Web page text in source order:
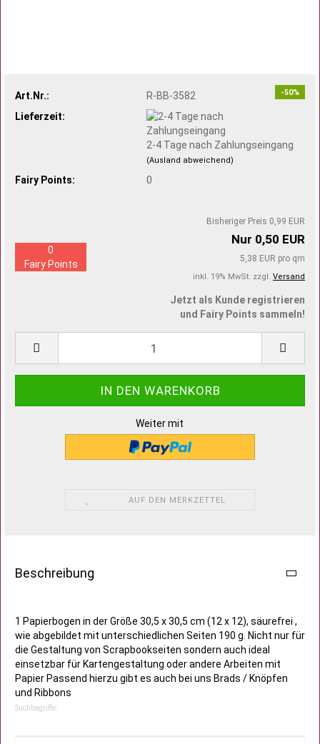
-50%
Art.Nr.:
R-BB-3582
Lieferzeit:
2-4 Tage nach Zahlungseingang
(Ausland abweichend)
Fairy Points: 0
Bisheriger Preis 0,99 EUR
Nur 0,50 EUR
5,38 EUR pro qm
inkl. 19% MwSt. zzgl. Versand
0
Fairy Points
Jetzt als Kunde registrieren
und Fairy Points sammeln!
Weiter mit
AUF DEN MERKZETTEL
Beschreibung
1 Papierbogen in der Größe 30,5 x 30,5 cm (12 x 12), säurefrei ,
wie abgebildet mit unterschiedlichen Seiten 190 g. Nicht nur für
die Gestaltung von Scrapbookseiten sondern auch ideal
einsetzbar für Kartengestaltung oder andere Arbeiten mit
Papier Passend hierzu gibt es auch bei uns Brads / Knöpfen
und Ribbons
Suchbegriffe: